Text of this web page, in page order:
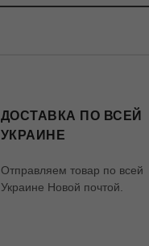
ДОСТАВКА ПО ВСЕЙ
УКРАИНЕ
Отправляем товар по всей
Украине Новой почтой.